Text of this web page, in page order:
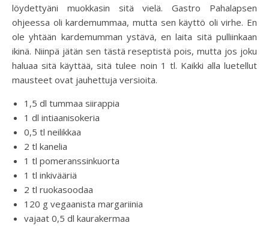
löydettyäni muokkasin sitä vielä. Gastro Pahalapsen
ohjeessa oli kardemummaa, mutta sen käyttö oli virhe. En
ole yhtään kardemumman ystävä, en laita sitä pulliinkaan
ikinä. Niinpä jätän sen tästä reseptistä pois, mutta jos joku
haluaa sitä käyttää, sitä tulee noin 1 tl. Kaikki alla luetellut
mausteet ovat jauhettuja versioita.
1,5 dl tummaa siirappia
1 dl intiaanisokeria
0,5 tl neilikkaa
2 tl kanelia
1 tl pomeranssinkuorta
1 tl inkivääriä
2 tl ruokasoodaa
120 g vegaanista margariinia
vajaat 0,5 dl kaurakermaa